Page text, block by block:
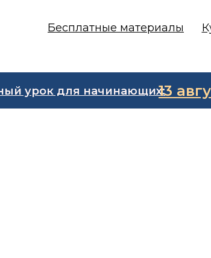
Бесплатные материалы
урок для начинающих:13